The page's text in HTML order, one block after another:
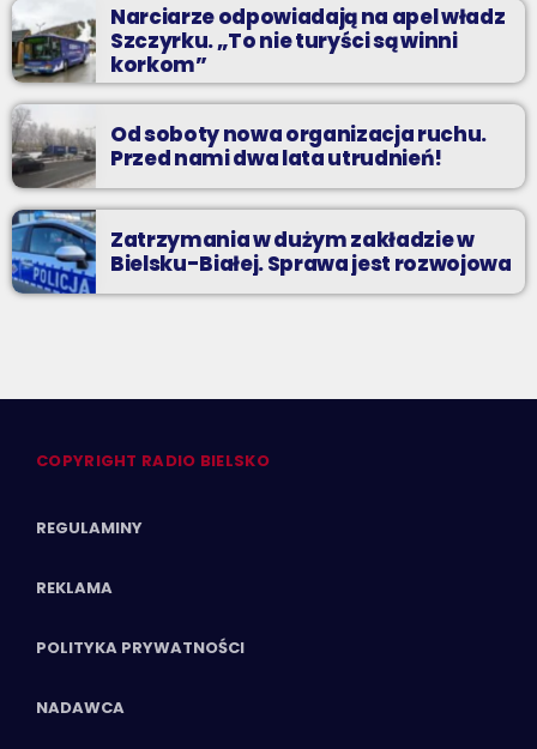
Narciarze odpowiadają na apel władz
Szczyrku. „To nie turyści są winni
korkom”
Od soboty nowa organizacja ruchu.
Przed nami dwa lata utrudnień!
Zatrzymania w dużym zakładzie w
Bielsku-Białej. Sprawa jest rozwojowa
COPYRIGHT RADIO BIELSKO
REGULAMINY
REKLAMA
POLITYKA PRYWATNOŚCI
NADAWCA